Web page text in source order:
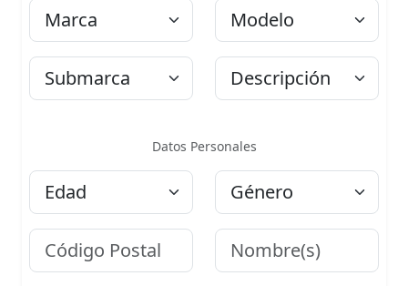
Marca Modelo
Submarca Descripción
Datos Personales
Edad Género
Código Postal Nombre